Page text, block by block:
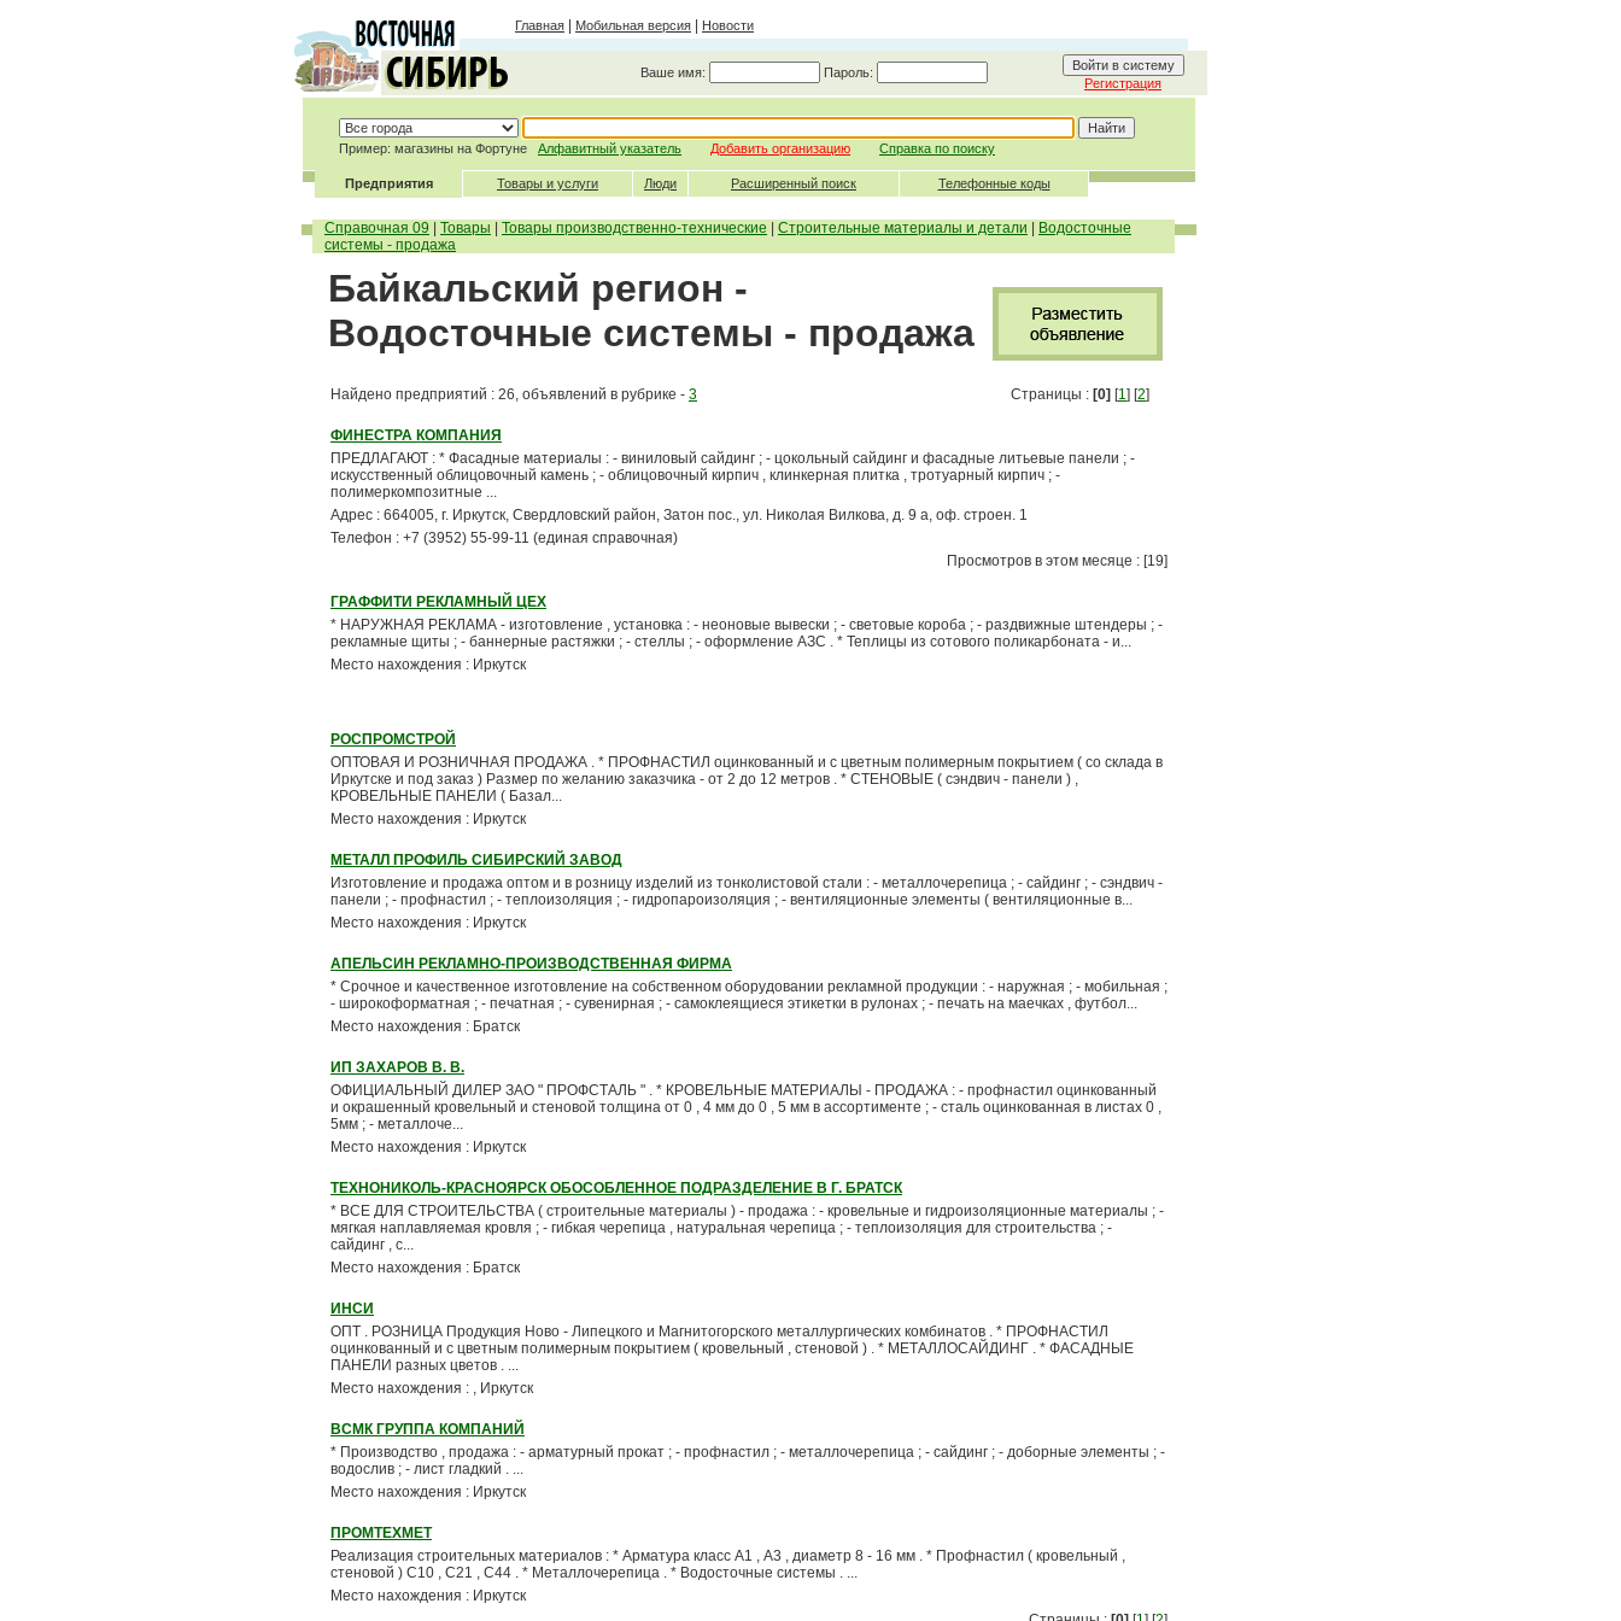
Главная Мобильная версия Новости
Ваше имя: Пароль:
Регистрация
Пример: магазины на Фортуне Алфавитный указатель Добавить организацию Справка по поиску
Предприятия Товары и услуги Люди Расширенный поиск Телефонные коды
Справочная 09 Товары Товары производственно-технические Строительные материалы и детали
Водосточные
системы - продажа
Байкальский регион -
Водосточные системы - продажа
Найдено предприятий : 26, объявлений в рубрике - 3 Страницы : [0] [1] [2]
ФИНЕСТРА КОМПАНИЯ
ПРЕДЛАГАЮТ : * Фасадные материалы : - виниловый сайдинг ; - цокольный сайдинг и фасадные литьевые панели ; -
искусственный облицовочный камень ; - облицовочный кирпич , клинкерная плитка , тротуарный кирпич ; -
полимеркомпозитные ...
Адрес : 664005, г. Иркутск, Свердловский район, Затон пос., ул. Николая Вилкова, д. 9 а, оф. строен. 1
Телефон : +7 (3952) 55-99-11 (единая справочная)
Просмотров в этом месяце : [19]
ГРАФФИТИ РЕКЛАМНЫЙ ЦЕХ
* НАРУЖНАЯ РЕКЛАМА - изготовление , установка : - неоновые вывески ; - световые короба ; - раздвижные штендеры ; -
рекламные щиты ; - баннерные растяжки ; - стеллы ; - оформление АЗС . * Теплицы из сотового поликарбоната - и...
Место нахождения : Иркутск
РОСПРОМСТРОЙ
ОПТОВАЯ И РОЗНИЧНАЯ ПРОДАЖА . * ПРОФНАСТИЛ оцинкованный и с цветным полимерным покрытием ( со склада в
Иркутске и под заказ ) Размер по желанию заказчика - от 2 до 12 метров . * СТЕНОВЫЕ ( сэндвич - панели ) ,
КРОВЕЛЬНЫЕ ПАНЕЛИ ( Базал...
Место нахождения : Иркутск
МЕТАЛЛ ПРОФИЛЬ СИБИРСКИЙ ЗАВОД
Изготовление и продажа оптом и в розницу изделий из тонколистовой стали : - металлочерепица ; - сайдинг ; - сэндвич -
панели ; - профнастил ; - теплоизоляция ; - гидропароизоляция ; - вентиляционные элементы ( вентиляционные в...
Место нахождения : Иркутск
АПЕЛЬСИН РЕКЛАМНО-ПРОИЗВОДСТВЕННАЯ ФИРМА
* Срочное и качественное изготовление на собственном оборудовании рекламной продукции : - наружная ; - мобильная ;
- широкоформатная ; - печатная ; - сувенирная ; - самоклеящиеся этикетки в рулонах ; - печать на маечках , футбол...
Место нахождения : Братск
ИП ЗАХАРОВ В. В.
ОФИЦИАЛЬНЫЙ ДИЛЕР ЗАО " ПРОФСТАЛЬ " . * КРОВЕЛЬНЫЕ МАТЕРИАЛЫ - ПРОДАЖА : - профнастил оцинкованный
и окрашенный кровельный и стеновой толщина от 0 , 4 мм до 0 , 5 мм в ассортименте ; - сталь оцинкованная в листах 0 ,
5мм ; - металлоче...
Место нахождения : Иркутск
ТЕХНОНИКОЛЬ-КРАСНОЯРСК ОБОСОБЛЕННОЕ ПОДРАЗДЕЛЕНИЕ В Г. БРАТСК
* ВСЕ ДЛЯ СТРОИТЕЛЬСТВА ( строительные материалы ) - продажа : - кровельные и гидроизоляционные материалы ; -
мягкая наплавляемая кровля ; - гибкая черепица , натуральная черепица ; - теплоизоляция для строительства ; -
сайдинг , с...
Место нахождения : Братск
ИНСИ
ОПТ . РОЗНИЦА Продукция Ново - Липецкого и Магнитогорского металлургических комбинатов . * ПРОФНАСТИЛ
оцинкованный и с цветным полимерным покрытием ( кровельный , стеновой ) . * МЕТАЛЛОСАЙДИНГ . * ФАСАДНЫЕ
ПАНЕЛИ разных цветов . ...
Место нахождения : , Иркутск
ВСМК ГРУППА КОМПАНИЙ
* Производство , продажа : - арматурный прокат ; - профнастил ; - металлочерепица ; - сайдинг ; - доборные элементы ; -
водослив ; - лист гладкий . ...
Место нахождения : Иркутск
ПРОМТЕХМЕТ
Реализация строительных материалов : * Арматура класс А1 , А3 , диаметр 8 - 16 мм . * Профнастил ( кровельный ,
стеновой ) С10 , С21 , С44 . * Металлочерепица . * Водосточные системы . ...
Место нахождения : Иркутск